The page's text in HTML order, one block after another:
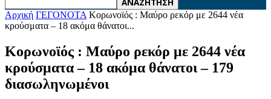
Αρχική ΓΕΓΟΝΟΤΑ Κορωνοϊός : Μαύρο ρεκόρ με 2644 νέα
κρούσματα – 18 ακόμα θάνατοι...
Κορωνοϊός : Μαύρο ρεκόρ με 2644 νέα
κρούσματα – 18 ακόμα θάνατοι – 179
διασωληνωμένοι